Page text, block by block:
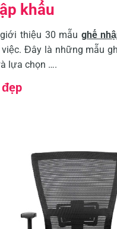
khẩu
thiệu 30 mẫu ghế
Đây là những mẫu
lựa chọn ….